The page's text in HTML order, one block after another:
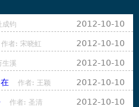
2012-10-10
成钧
2012-10-10
作者: 宋晓虹
2012-10-10
生溪
2012-10-10
作者: 王颖
2012-10-10
作者: 圣清